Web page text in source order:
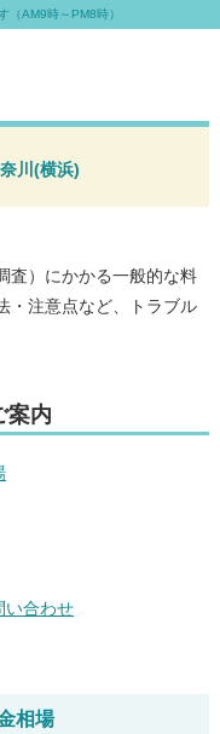
川(横浜)
査）にかかる一般的な料
・注意点など、トラブル
案内
い合わせ
相場
（AM9時～PM8時）